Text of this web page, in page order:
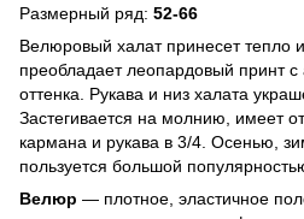
Размерный ряд: 52-66
Велюровый халат принесет тепло
преобладает леопардовый принт с
оттенка. Рукава и низ халата
Застегивается на молнию, имеет
кармана и рукава в 3/4. Осенью,
пользуется большой
Велюр — плотное, эластичное